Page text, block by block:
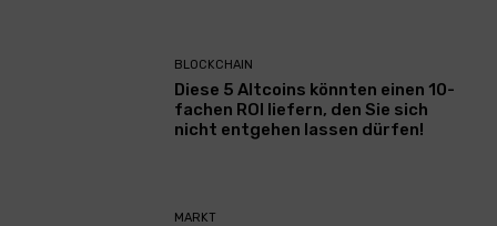
BLOCKCHAIN
Diese 5 Altcoins könnten einen 10-
fachen ROI liefern, den Sie sich
nicht entgehen lassen dürfen!
MARKT